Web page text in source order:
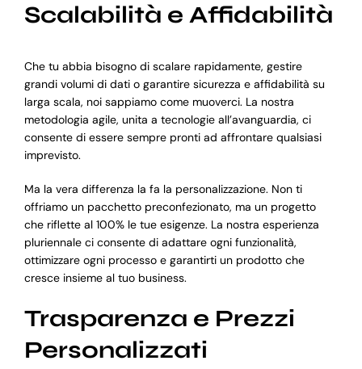
Scalabilità e Affidabilità
Che tu abbia bisogno di scalare rapidamente, gestire
grandi volumi di dati o garantire sicurezza e affidabilità su
larga scala, noi sappiamo come muoverci. La nostra
metodologia agile, unita a tecnologie all’avanguardia, ci
consente di essere sempre pronti ad affrontare qualsiasi
imprevisto.
Ma la vera differenza la fa la personalizzazione. Non ti
offriamo un pacchetto preconfezionato, ma un progetto
che riflette al 100% le tue esigenze. La nostra esperienza
pluriennale ci consente di adattare ogni funzionalità,
ottimizzare ogni processo e garantirti un prodotto che
cresce insieme al tuo business.
Trasparenza e Prezzi
Personalizzati